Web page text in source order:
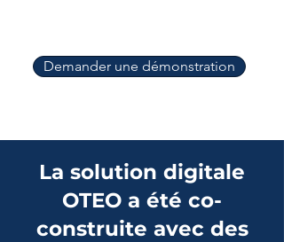
Demander une démonstration
La solution digitale
OTEO a été co-
construite avec des